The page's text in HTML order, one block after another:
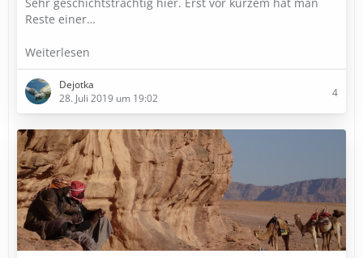
Reste einer…
Weiterlesen
Dejotka
28. Juli 2019 um 19:02
4